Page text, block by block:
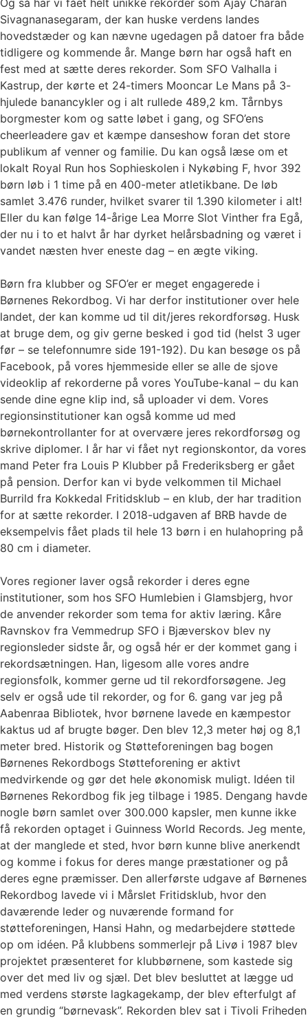
Sivagnanasegaram, der kan huske verdens landes
hovedstæder og kan nævne ugedagen på datoer fra både
tidligere og kommende år. Mange børn har også haft en
fest med at sætte deres rekorder. Som SFO Valhalla i
Kastrup, der kørte et 24-timers Mooncar Le Mans på 3-
hjulede banancykler og i alt rullede 489,2 km. Tårnbys
borgmester kom og satte løbet i gang, og SFO’ens
cheerleadere gav et kæmpe danseshow foran det store
publikum af venner og familie. Du kan også læse om et
lokalt Royal Run hos Sophieskolen i Nykøbing F, hvor 392
børn løb i 1 time på en 400-meter atletikbane. De løb
samlet 3.476 runder, hvilket svarer til 1.390 kilometer i alt!
Eller du kan følge 14-årige Lea Morre Slot Vinther fra Egå,
der nu i to et halvt år har dyrket helårsbadning og været i
vandet næsten hver eneste dag – en ægte viking.
Børn fra klubber og SFO’er er meget engagerede i
Børnenes Rekordbog. Vi har derfor institutioner over hele
landet, der kan komme ud til dit/jeres rekordforsøg. Husk
at bruge dem, og giv gerne besked i god tid (helst 3 uger
før – se telefonnumre side 191-192). Du kan besøge os på
Facebook, på vores hjemmeside eller se alle de sjove
videoklip af rekorderne på vores YouTube-kanal – du kan
sende dine egne klip ind, så uploader vi dem. Vores
regionsinstitutioner kan også komme ud med
børnekontrollanter for at overvære jeres rekordforsøg og
skrive diplomer. I år har vi fået nyt regionskontor, da vores
mand Peter fra Louis P Klubber på Frederiksberg er gået
på pension. Derfor kan vi byde velkommen til Michael
Burrild fra Kokkedal Fritidsklub – en klub, der har tradition
for at sætte rekorder. I 2018-udgaven af BRB havde de
eksempelvis fået plads til hele 13 børn i en hulahopring på
80 cm i diameter.
Vores regioner laver også rekorder i deres egne
institutioner, som hos SFO Humlebien i Glamsbjerg, hvor
de anvender rekorder som tema for aktiv læring. Kåre
Ravnskov fra Vemmedrup SFO i Bjæverskov blev ny
regionsleder sidste år, og også hér er der kommet gang i
rekordsætningen. Han, ligesom alle vores andre
regionsfolk, kommer gerne ud til rekordforsøgene. Jeg
selv er også ude til rekorder, og for 6. gang var jeg på
Aabenraa Bibliotek, hvor børnene lavede en kæmpestor
kaktus ud af brugte bøger. Den blev 12,3 meter høj og 8,1
meter bred. Historik og Støtteforeningen bag bogen
Børnenes Rekordbogs Støtteforening er aktivt
medvirkende og gør det hele økonomisk muligt. Idéen til
Børnenes Rekordbog fik jeg tilbage i 1985. Dengang havde
nogle børn samlet over 300.000 kapsler, men kunne ikke
få rekorden optaget i Guinness World Records. Jeg mente,
at der manglede et sted, hvor børn kunne blive anerkendt
og komme i fokus for deres mange præstationer og på
deres egne præmisser. Den allerførste udgave af Børnenes
Rekordbog lavede vi i Mårslet Fritidsklub, hvor den
daværende leder og nuværende formand for
støtteforeningen, Hansi Hahn, og medarbejdere støttede
op om idéen. På klubbens sommerlejr på Livø i 1987 blev
projektet præsenteret for klubbørnene, som kastede sig
over det med liv og sjæl. Det blev besluttet at lægge ud
med verdens største lagkagekamp, der blev efterfulgt af
en grundig “børnevask”. Rekorden blev sat i Tivoli Friheden